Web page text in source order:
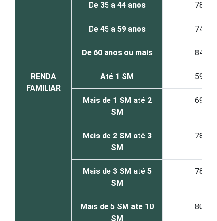
De 35 a 44 anos 78
De 45 a 59 anos 74
De 60 anos ou mais 84
RENDA
FAMILIAR
Até 1 SM 59
Mais de 1 SM até 2
SM
69
Mais de 2 SM até 3
SM
78
Mais de 3 SM até 5
SM
78
Mais de 5 SM até 10
SM
80